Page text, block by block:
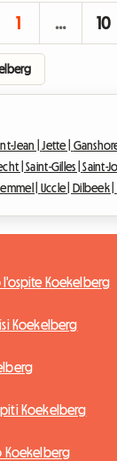
1 … 10
Jean |Jette |
|Saint-Gilles |Saint-
| Uccle | Dilbeek |
l'ospite Koekelberg
Koekelberg
Koekelberg
Koekelberg